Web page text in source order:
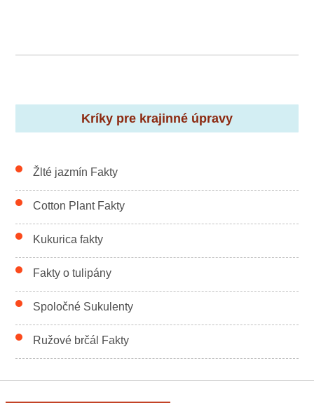
Kríky pre krajinné úpravy
Žlté jazmín Fakty
Cotton Plant Fakty
Kukurica fakty
Fakty o tulipány
Spoločné Sukulenty
Ružové brčál Fakty